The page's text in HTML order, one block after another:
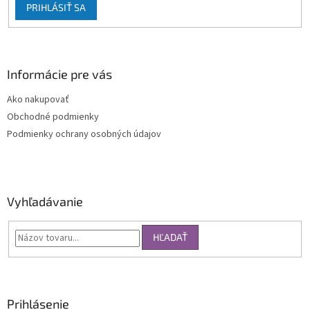
PRIHLÁSIŤ SA
Informácie pre vás
Ako nakupovať
Obchodné podmienky
Podmienky ochrany osobných údajov
Vyhľadávanie
HĽADAŤ
Prihlásenie